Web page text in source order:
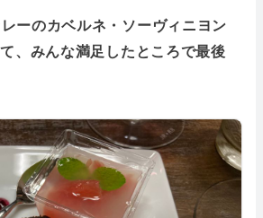
ーのカベルネ・ソーヴィニヨン
、みんな満足したところで最後